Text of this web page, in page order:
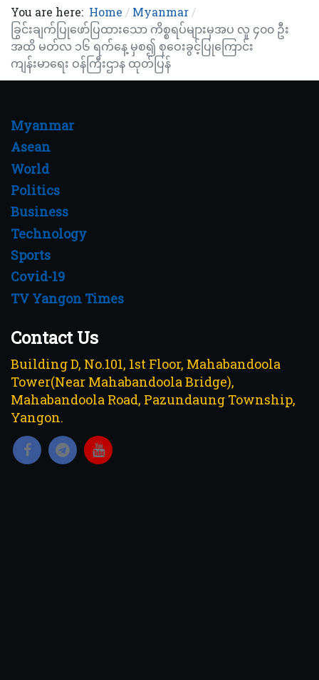
You are here: Home
Myanmar
ခြွင်းချက်ပြုဖော်ပြထားသော ကိစ္စရပ်များမှအပ လူ ၄၀၀ ဦး
အထိ မတ်လ ၁၆ ရက်နေ့ မှစ၍ စုဝေးခွင့်ပြုကြောင်း
ကျန်းမာရေး ဝန်ကြီးဌာန ထုတ်ပြန်
Myanmar
Asean
World
Politics
Business
Technology
Sports
Covid-19
TV Yangon Times
Contact Us
Building D, No.101, 1st Floor, Mahabandoola
Tower(Near Mahabandoola Bridge),
Mahabandoola Road, Pazundaung Township,
Yangon.